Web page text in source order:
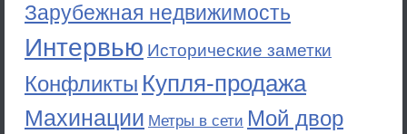
Зарубежная недвижимость
Интервью Исторические заметки
Конфликты Купля-продажа
Махинации Метры в сети Мой двор